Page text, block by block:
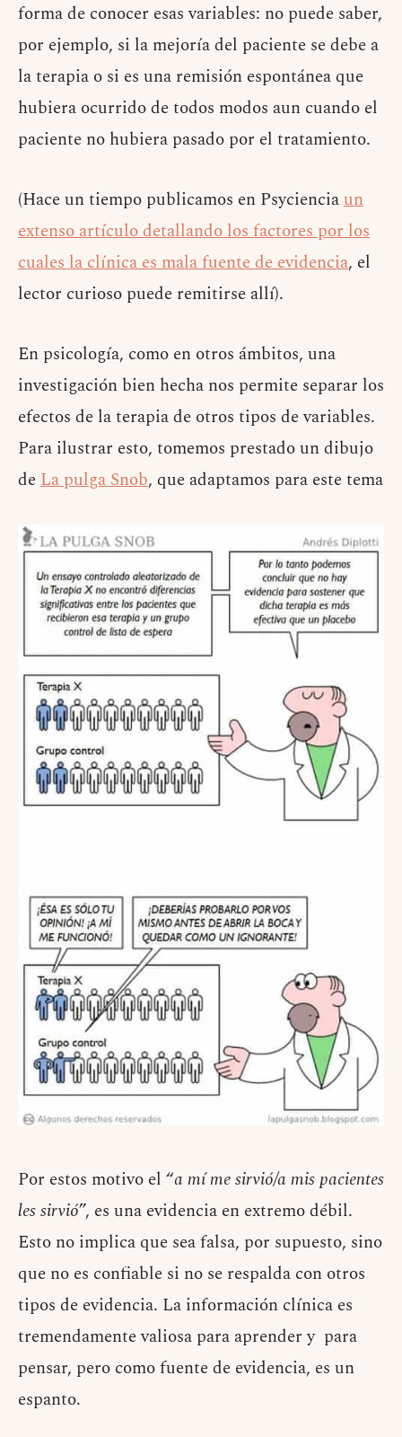
forma de conocer esas variables: no puede saber,
por ejemplo, si la mejoría del paciente se debe a
la terapia o si es una remisión espontánea que
hubiera ocurrido de todos modos aun cuando el
paciente no hubiera pasado por el tratamiento.
(Hace un tiempo publicamos en Psycienciaun
extenso artículo detallando los factores por los
cuales la clínica es mala fuente de evidencia, el
lector curioso puede remitirse allí).
En psicología, como en otros ámbitos, una
investigación bien hecha nos permite separar los
efectos de la terapia de otros tipos de variables.
Para ilustrar esto, tomemos prestado un dibujo
deLa pulga Snob, que adaptamos para este tema
Por estos motivo el “a mí me sirvió/a mis pacientes
les sirvió”, es una evidencia en extremo débil.
Esto no implica que sea falsa, por supuesto, sino
que no es confiable si no se respalda con otros
tipos de evidencia. La información clínica es
tremendamente valiosa para aprender y para
pensar, pero como fuente de evidencia, es un
espanto.